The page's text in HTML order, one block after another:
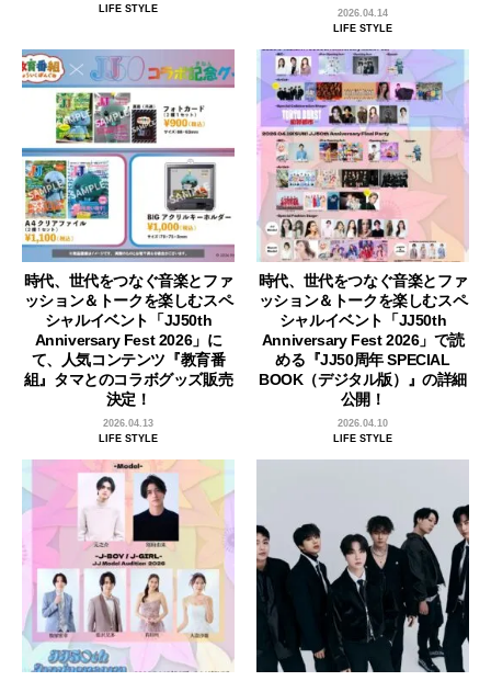
LIFE STYLE
2026.04.14
LIFE STYLE
時代、世代をつなぐ音楽とファ
ッション＆トークを楽しむスペ
シャルイベント「JJ50th
Anniversary Fest 2026」に
て、人気コンテンツ『教育番
組』タマとのコラボグッズ販売
決定！
2026.04.13
LIFE STYLE
時代、世代をつなぐ音楽とファ
ッション＆トークを楽しむスペ
シャルイベント「JJ50th
Anniversary Fest 2026」で読
める『JJ50周年 SPECIAL
BOOK（デジタル版）』の詳細
公開！
2026.04.10
LIFE STYLE